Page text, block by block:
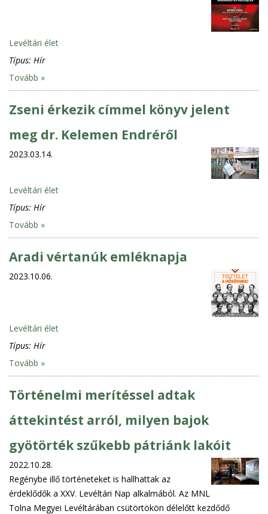
Levéltári élet
Típus: Hír
Tovább »
Zseni érkezik címmel könyv jelent
meg dr. Kelemen Endréről
2023.03.14.
Levéltári élet
Típus: Hír
Tovább »
Aradi vértanúk emléknapja
2023.10.06.
Levéltári élet
Típus: Hír
Tovább »
Történelmi merítéssel adtak
áttekintést arról, milyen bajok
gyötörték szűkebb pátriánk lakóit
2022.10.28.
Regénybe illő történeteket is hallhattak az
érdeklődők a XXV. Levéltári Nap alkalmából. Az MNL
Tolna Megyei Levéltárában csütörtökön délelőtt kezdődő